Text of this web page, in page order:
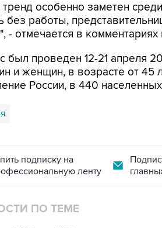
тренд особенно заметен
без работы,
- отмечается в
был проведен 12-21 апреля
и женщин, в возрасте от 45
России, в 440
подписку на
ленту
ПО ТЕМЕ